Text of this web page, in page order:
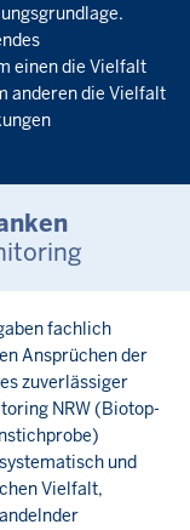
einen die Vielfalt
anderen die Vielfalt
fachlich
Ansprüchen der
zuverlässiger
NRW (Biotop-
und
Vielfalt,